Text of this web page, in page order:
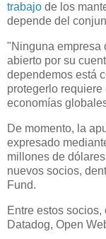
trabajo de los
depende del
"Ninguna empresa
abierto por su
dependemos está
protegerlo
economías
De momento, la
expresado
millones de
nuevos socios,
Fund.
Entre estos
Datadog, Open